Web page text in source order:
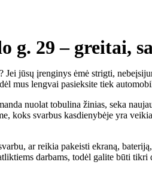
g. 29 – greitai,
? Jei jūsų įrenginys ėmė strigti,
mus lengvai pasieksite tiek
nuolat tobulina žinias, seka
svarbus kasdienybėje yra
ar reikia pakeisti ekraną,
darbams, todėl galite būti tikri